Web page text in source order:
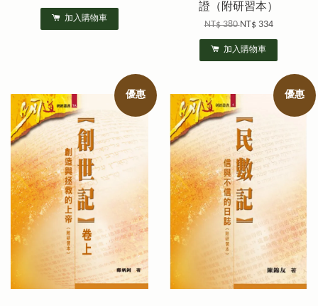
加入購物車
證（附研習本）
NT$ 380NT$ 334
加入購物車
優惠 優惠